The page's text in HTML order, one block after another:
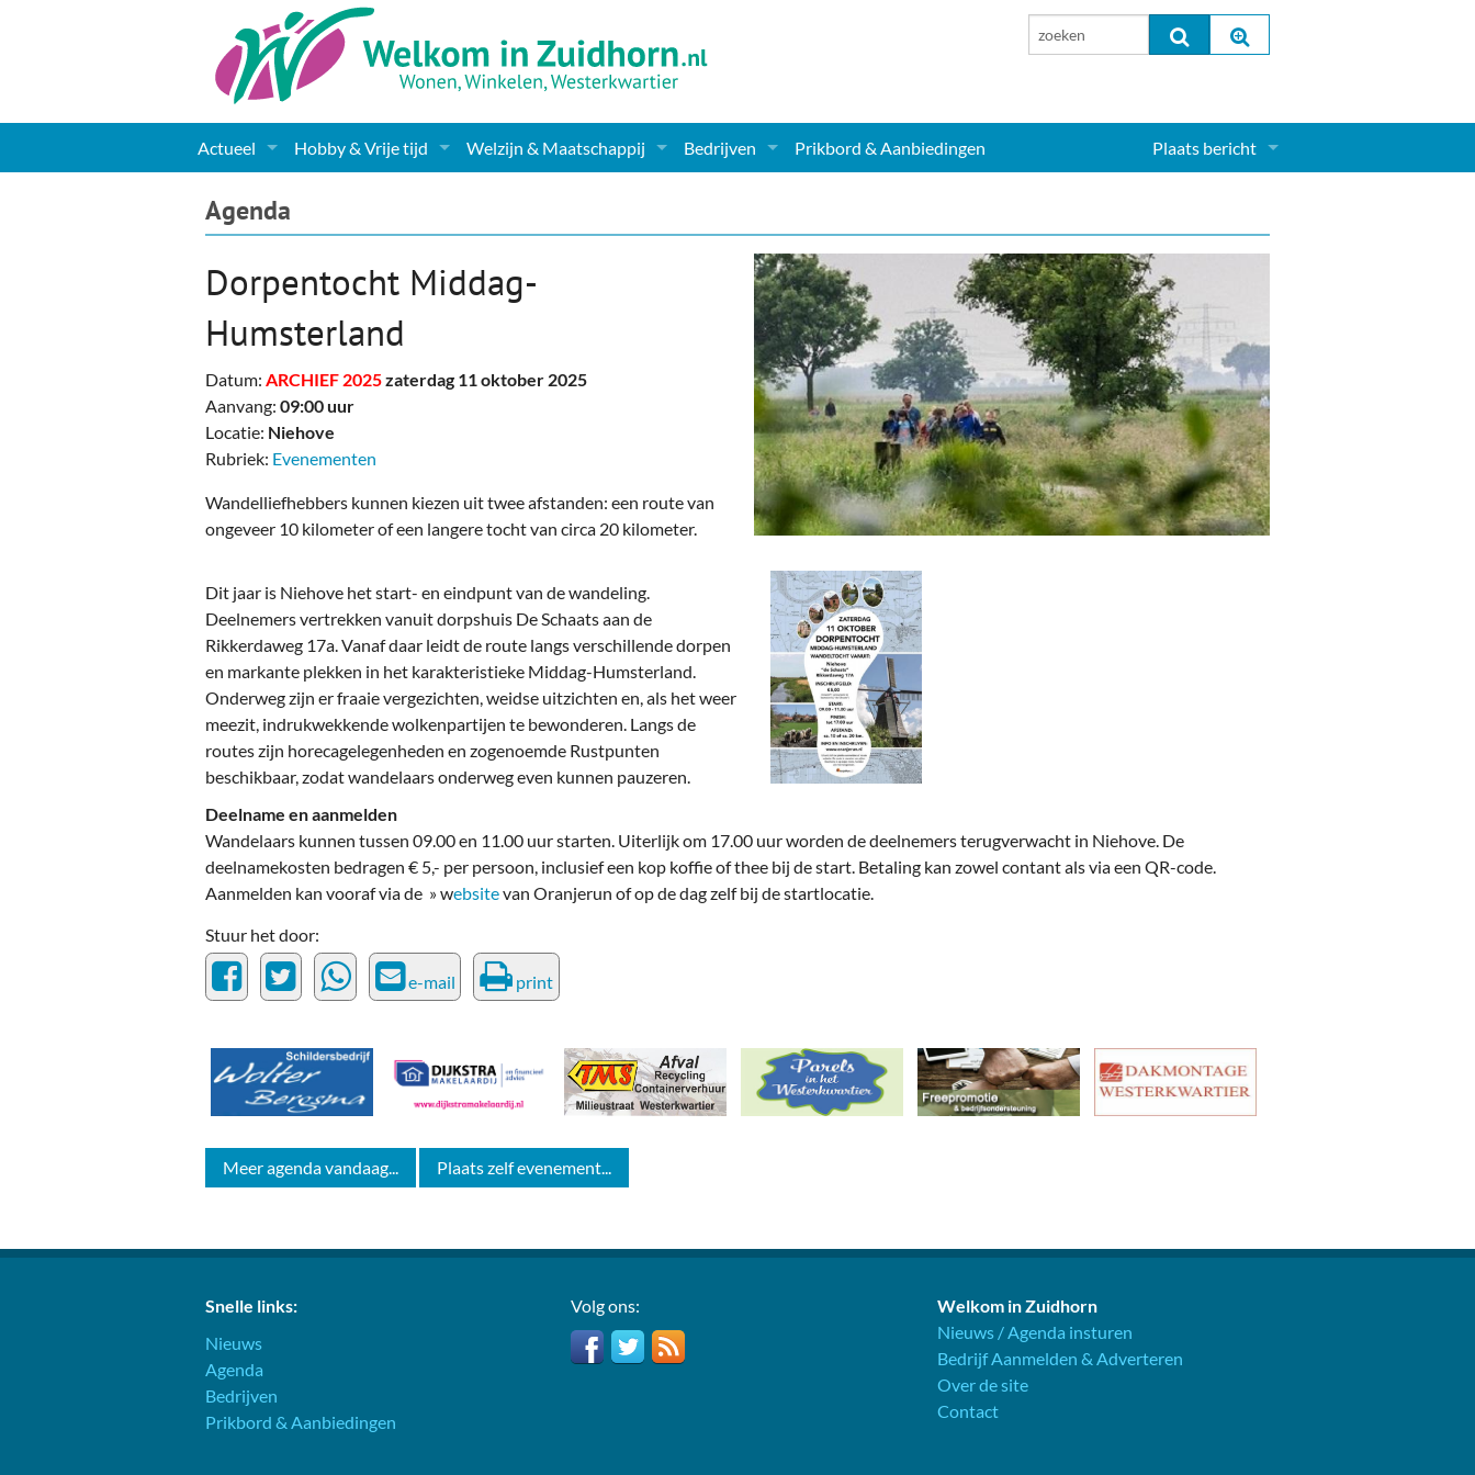
Actueel
Nieuws
Gemeente informatie
Dorpen
Woningaanbod
Columns & Redactioneel
Hobby & Vrije tijd
Kunst
Muziek
Podia & Dorpshuizen
Welzijn & Maatschappij
Gezondheid & Zorg
Ouderen
Zuidhorners
Bedrijven
Verzorging
Dieren & Tuin
Horeca & Uitgaan
Vervoer, Auto's & Fietsen
Wonen & Interieur
Financiën, Makelaars & Hypotheken
Diensten, Gemak & Zakelijk
(Ver) Bouw & Onderhoud
Bedrijventerreinen
Bedrijven in de Regio Zuidhorn
Bedrijven van Vroeger
Prikbord & Aanbiedingen Plaats bericht
Agenda
Dorpentocht Middag-
Humsterland
Datum: ARCHIEF 2025zaterdag 11 oktober 2025
Aanvang: 09:00 uur
Locatie: Niehove
Rubriek: Evenementen
Wandelliefhebbers kunnen kiezen uit twee afstanden: een route van
ongeveer 10 kilometer of een langere tocht van circa 20 kilometer.
Dit jaar is Niehove het start- en eindpunt van de wandeling.
Deelnemers vertrekken vanuit dorpshuis De Schaats aan de
Rikkerdaweg 17a. Vanaf daar leidt de route langs verschillende dorpen
en markante plekken in het karakteristieke Middag-Humsterland.
Onderweg zijn er fraaie vergezichten, weidse uitzichten en, als het weer
meezit, indrukwekkende wolkenpartijen te bewonderen. Langs de
routes zijn horecagelegenheden en zogenoemde Rustpunten
beschikbaar, zodat wandelaars onderweg even kunnen pauzeren.
Deelname en aanmelden
Wandelaars kunnen tussen 09.00 en 11.00 uur starten. Uiterlijk om 17.00 uur worden de deelnemers terugverwacht in Niehove. De
deelnamekosten bedragen € 5,- per persoon, inclusief een kop koffie of thee bij de start. Betaling kan zowel contant als via een QR-code.
Aanmelden kan vooraf via de » websitevan Oranjerun of op de dag zelf bij de startlocatie.
Stuur het door:
e-mail print
Meer agenda vandaag... Plaats zelf evenement...
Snelle links:
Nieuws
Agenda
Bedrijven
Prikbord & Aanbiedingen
Volg ons:
Welkom in Zuidhorn
Nieuws / Agenda insturen
Bedrijf Aanmelden & Adverteren
Over de site
Contact